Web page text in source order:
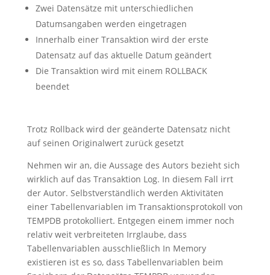
Zwei Datensätze mit unterschiedlichen
Datumsangaben werden eingetragen
Innerhalb einer Transaktion wird der erste
Datensatz auf das aktuelle Datum geändert
Die Transaktion wird mit einem ROLLBACK
beendet
Trotz Rollback wird der geänderte Datensatz nicht
auf seinen Originalwert zurück gesetzt
Nehmen wir an, die Aussage des Autors bezieht sich
wirklich auf das Transaktion Log. In diesem Fall irrt
der Autor. Selbstverständlich werden Aktivitäten
einer Tabellenvariablen im Transaktionsprotokoll von
TEMPDB protokolliert. Entgegen einem immer noch
relativ weit verbreiteten Irrglaube, dass
Tabellenvariablen ausschließlich In Memory
existieren ist es so, dass Tabellenvariablen beim